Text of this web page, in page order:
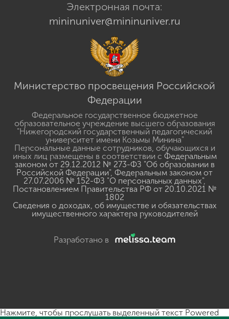
Электронная почта:
mininuniver@mininuniver.ru
Министерство просвещения Российской
Федерации
Федеральное государственное бюджетное
образовательное учреждение высшего образования
"Нижегородский государственный педагогический
университет имени Козьмы Минина"
Персональные данные сотрудников, обучающихся и
иных лиц размещены в соответствии с Федеральным
законом от 29.12.2012 № 273-ФЗ "Об образовании в
Российской Федерации", Федеральным законом от
27.07.2006 № 152-ФЗ "О персональных данных",
Постановлением Правительства РФ от 20.10.2021 №
1802
Сведения о доходах, об имуществе и обязательствах
имущественного характера руководителей
Разработано в
Нажмите, чтобы прослушать выделенный текст Powered